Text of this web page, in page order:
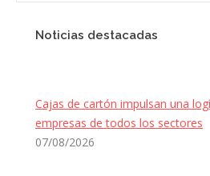
Noticias destacadas
Cajas de cartón impulsan una
empresas de todos los sectores
07/08/2026